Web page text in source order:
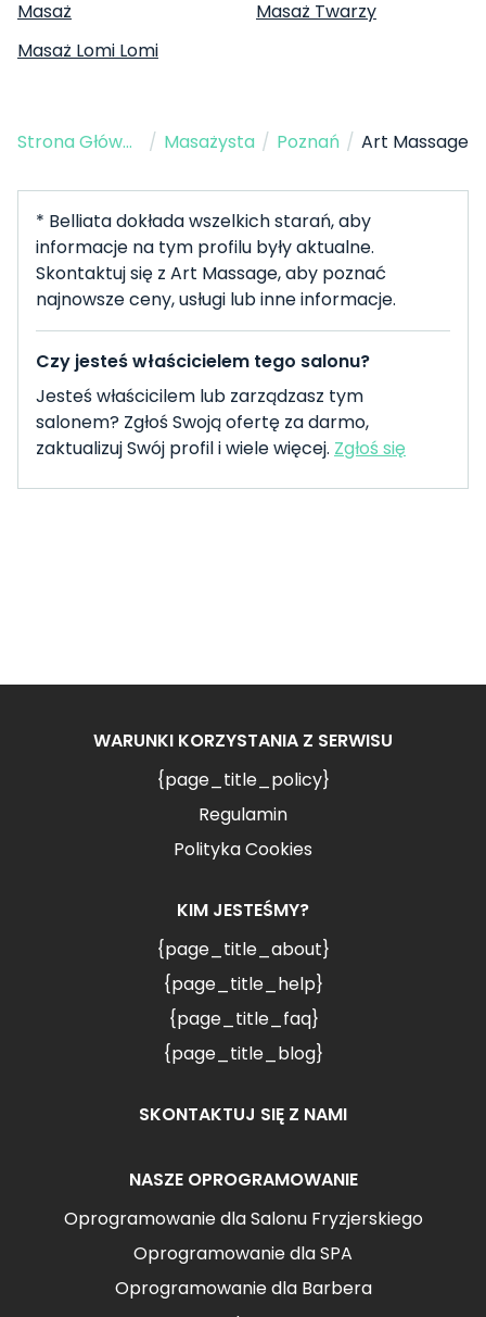
Masaż
Masaż Twarzy
Masaż Lomi Lomi
Strona Główna / Masażysta / Poznań / Art Massage
* Belliata dokłada wszelkich starań, aby
informacje na tym profilu były aktualne.
Skontaktuj się z Art Massage, aby poznać
najnowsze ceny, usługi lub inne informacje.
Czy jesteś właścicielem tego salonu?
Jesteś właścicilem lub zarządzasz tym
salonem? Zgłoś Swoją ofertę za darmo,
zaktualizuj Swój profil i wiele więcej. Zgłoś się
WARUNKI KORZYSTANIA Z SERWISU
{page_title_policy}
Regulamin
Polityka Cookies
KIM JESTEŚMY?
{page_title_about}
{page_title_help}
{page_title_faq}
{page_title_blog}
SKONTAKTUJ SIĘ Z NAMI
NASZE OPROGRAMOWANIE
Oprogramowanie dla Salonu Fryzjerskiego
Oprogramowanie dla SPA
Oprogramowanie dla Barbera